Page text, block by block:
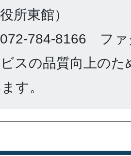
所東館）
784-8166 ファ
スの品質向上のた
す。